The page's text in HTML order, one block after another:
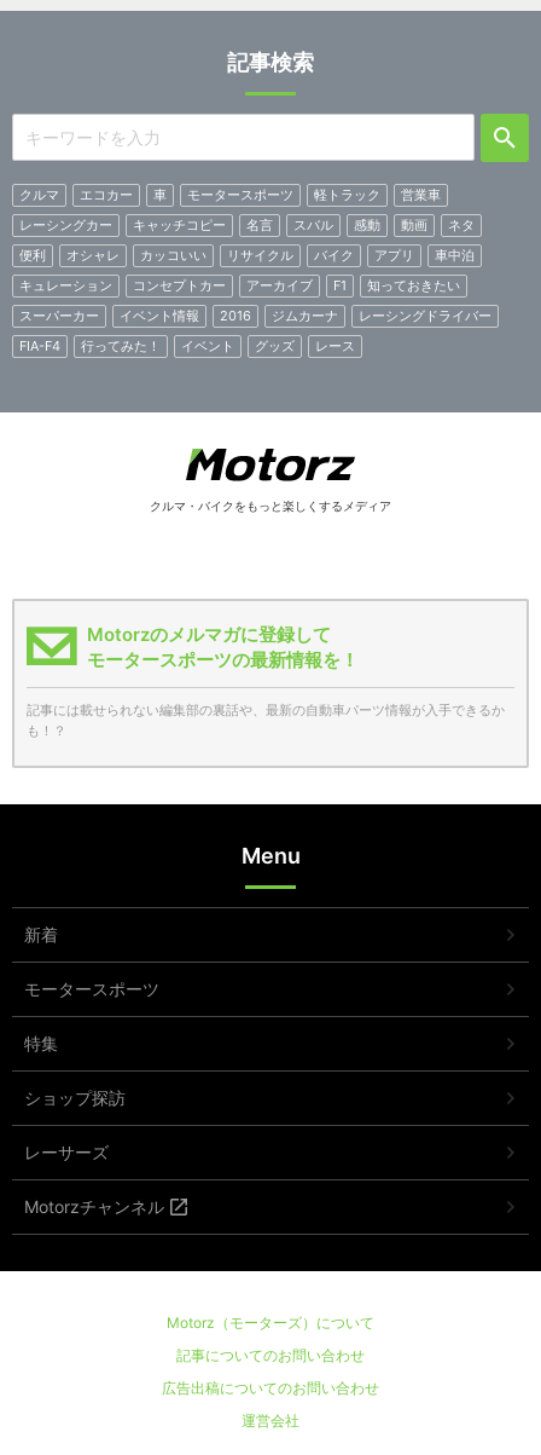
記事検索
クルマ エコカー 車 モータースポーツ 軽トラック
営業車
レーシングカー
キャッチコピー 名言 スバル 感動 動画
ネタ
便利
オシャレ カッコいい リサイクル バイク アプリ
車中泊
キュレーション
コンセプトカー アーカイブ F1
知っておきたい
スーパーカー
イベント情報 2016 ジムカーナ
レーシングドライバー
FIA-F4
行ってみた！ イベント グッズ レース
クルマ・バイクをもっと楽しくするメディア
Motorzのメルマガに登録して
モータースポーツの最新情報を！
記事には載せられない編集部の裏話や、最新の自動車パーツ情報が入手できるか
も！？
Menu
新着
モータースポーツ
特集
ショップ探訪
レーサーズ
Motorzチャンネル
Motorz（モーターズ）について
記事についてのお問い合わせ
広告出稿についてのお問い合わせ
運営会社